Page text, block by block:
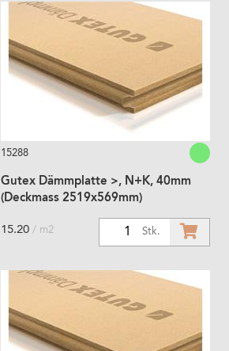
15288
Gutex Dämmplatte >, N+K, 40mm
(Deckmass 2519x569mm)
Stk.
15.20 / m2